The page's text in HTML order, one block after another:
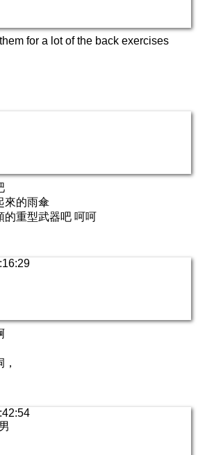
for a lot of the back exercises
來的雨傘
的重型武器吧 呵呵
男